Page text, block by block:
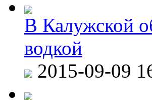
В Калужской
водкой
2015-09-09